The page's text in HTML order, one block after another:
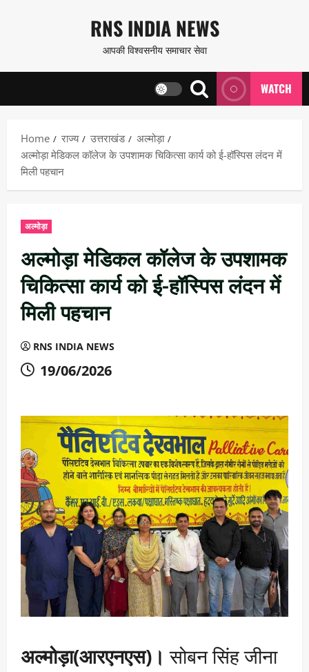
content
RNS INDIA NEWS
आपकी विश्वसनीय समाचार सेवा
WATCH
Home राज्य उत्तराखंड
अल्मोड़ा
अल्मोड़ा मेडिकल कॉलेज के उपशामक चिकित्सा कार्य को ई-हॉस्पिस लंदन में
मिली पहचान
अल्मोड़ा
अल्मोड़ा मेडिकल कॉलेज के उपशामक
चिकित्सा कार्य को ई-हॉस्पिस लंदन में
मिली पहचान
RNS INDIA NEWS
19/06/2026
अल्मोड़ा(आरएनएस)। सोबन सिंह जीना